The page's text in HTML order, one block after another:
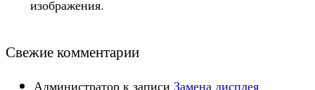
изображения.
Свежие комментарии
Администраторк записи Замена дисплея